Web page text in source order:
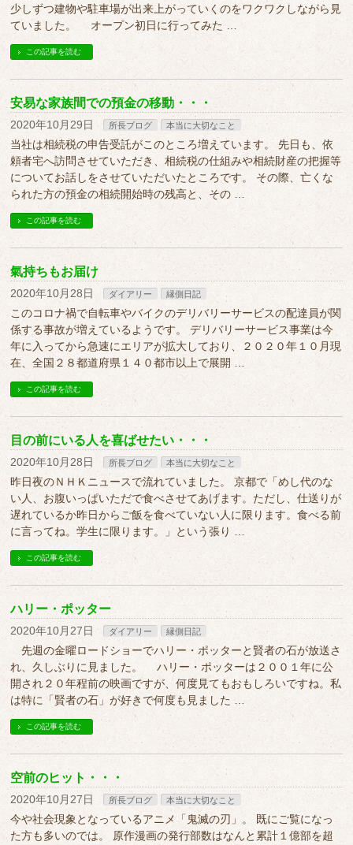
少しずつ建物や駐車場が出来上がっていくのをワクワクしながら見
ていました。 オープン初日に行ってみた …
この記事を読む
安易な家族間での預金の移動・・・
2020年10月29日 所長ブログ 本当に大切なこと
当社は相続税の申告受託がこのところ増えています。 先日も、依
頼者宅へ訪問させていただき、相続税の仕組みや相続財産の把握等
についてお話しをさせていただいたところです。 その際、亡くな
られた方の預金の相続開始時の残高と、その …
この記事を読む
氣持ちもお届け
2020年10月28日 ダイアリー 縁側日記
このコロナ禍で自転車やバイクのデリバリーサービスの配達員が関
係する事故が増えているようです。 デリバリーサービス事業は今
年に入ってから急速にエリアが拡大しており、２０２０年１０月現
在、全国２８都道府県１４０都市以上で展開 …
この記事を読む
目の前にいる人を喜ばせたい・・・
2020年10月28日 所長ブログ 本当に大切なこと
昨日夜のＮＨＫニュースで流れていました。 京都で「めし代のな
い人、お腹いっぱいただで食べさせてあげます。ただし、仕送りが
遅れているか昨日からご飯を食べていない人に限ります。食べる前
に言ってね。学生に限ります。」という張り …
この記事を読む
ハリー・ポッター
2020年10月27日 ダイアリー 縁側日記
先週の金曜ロードショーでハリー・ポッターと賢者の石が放送さ
れ、久しぶりに見ました。 ハリー・ポッターは２００１年に公
開され２０年程前の映画ですが、何度見てもおもしろいですね。私
は特に「賢者の石」が好きで何度も見ました …
この記事を読む
空前のヒット・・・
2020年10月27日 所長ブログ 本当に大切なこと
今や社会現象となっているアニメ「鬼滅の刃」。 既にご覧になっ
た方も多いのでは。 原作漫画の発行部数はなんと累計１億部を超